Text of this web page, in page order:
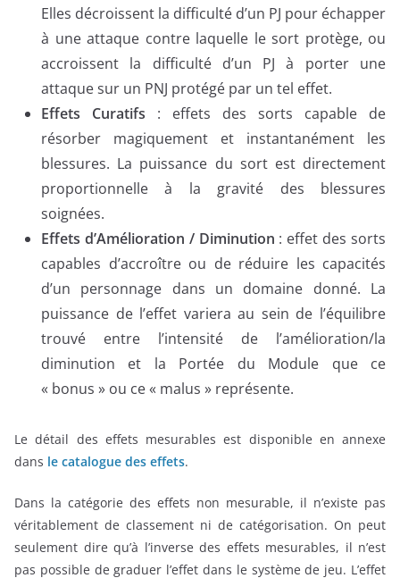
Elles décroissent la difficulté d’un PJ pour échapper
à une attaque contre laquelle le sort protège, ou
accroissent la difficulté d’un PJ à porter une
attaque sur un PNJ protégé par un tel effet.
Effets Curatifs : effets des sorts capable de
résorber magiquement et instantanément les
blessures. La puissance du sort est directement
proportionnelle à la gravité des blessures
soignées.
Effets d’Amélioration / Diminution : effet des sorts
capables d’accroître ou de réduire les capacités
d’un personnage dans un domaine donné. La
puissance de l’effet variera au sein de l’équilibre
trouvé entre l’intensité de l’amélioration/la
diminution et la Portée du Module que ce
« bonus » ou ce « malus » représente.
Le détail des effets mesurables est disponible en annexe
dans le catalogue des effets.
Dans la catégorie des effets non mesurable, il n’existe pas
véritablement de classement ni de catégorisation. On peut
seulement dire qu’à l’inverse des effets mesurables, il n’est
pas possible de graduer l’effet dans le système de jeu. L’effet